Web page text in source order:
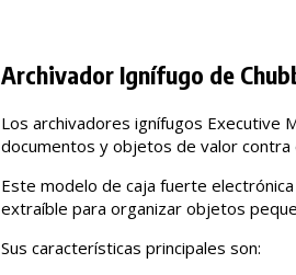
Archivador Ignífugo de
Los archivadores ignífugos Executive
documentos y objetos de valor contra
Este modelo de caja fuerte
extraíble para organizar objetos
Sus características principales son: